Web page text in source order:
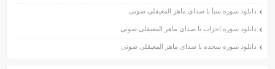
دانلود سوره سبأ با صدای ماهر المعیقلی صوتی
دانلود سوره احزاب با صدای ماهر المعیقلی صوتی
دانلود سوره سجده با صدای ماهر المعیقلی صوتی